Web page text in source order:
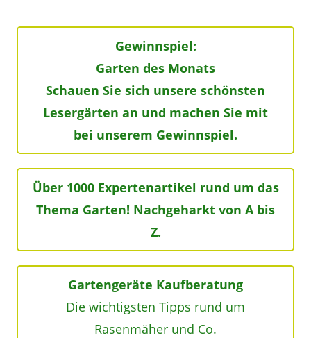
Gewinnspiel:
Garten des Monats
Schauen Sie sich unsere schönsten
Lesergärten an und machen Sie mit
bei unserem Gewinnspiel.
Über 1000 Expertenartikel rund um das
Thema Garten! Nachgeharkt von A bis
Z.
Gartengeräte Kaufberatung
Die wichtigsten Tipps rund um
Rasenmäher und Co.